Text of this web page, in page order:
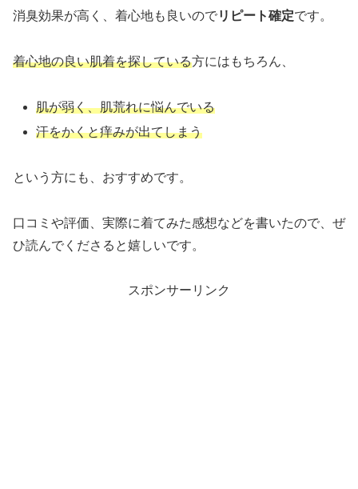
消臭効果が高く、着心地も良いのでリピート確定です。
着心地の良い肌着を探している方にはもちろん、
肌が弱く、肌荒れに悩んでいる
汗をかくと痒みが出てしまう
という方にも、おすすめです。
口コミや評価、実際に着てみた感想などを書いたので、ぜ
ひ読んでくださると嬉しいです。
スポンサーリンク